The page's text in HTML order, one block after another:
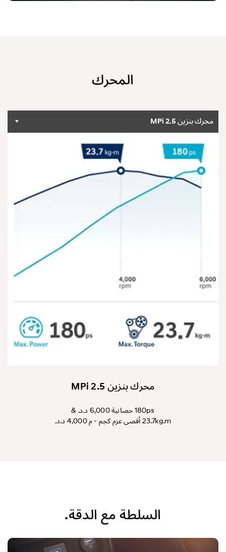
المحرك
محرك بنزين MPi 2.5
محرك بنزين MPi 2.5
180ps حصانية 6,000 د.د. &
23.7kg.m أقصى عزم كجم - م 4,000 د.د.
السلطة مع الدقة.